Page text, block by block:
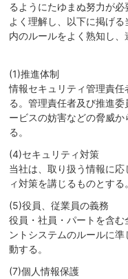
るようにたゆまぬ努力が
よく理解し、以下に掲げ
内のルールをよく熟知し、
(1)推進体制
情報セキュリティ管理責
る。管理責任者及び推進
ービスの妨害などの脅威
る。
(4)セキュリティ対策
当社は、取り扱う情報に
ィ対策を講じるものとする。
(5)役員、従業員の義務
役員・社員・パートを含
ントシステムのルールに
動する。
(7)個人情報保護